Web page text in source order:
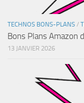
TECHNOS BONS-PLANS /
Bons Plans Amazon
13 JANVIER 2026